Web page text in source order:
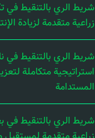
شريط الري بالتنقيط
زراعية متقدمة لزيادة
شريط الري بالتنقيط في
استراتيجية متكاملة
المستدامة
شريط الري بالتنقيط في